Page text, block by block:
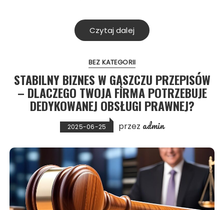
Czytaj dalej
BEZ KATEGORII
STABILNY BIZNES W GĄSZCZU PRZEPISÓW
– DLACZEGO TWOJA FIRMA POTRZEBUJE
DEDYKOWANEJ OBSŁUGI PRAWNEJ?
2025-06-25 przez admin